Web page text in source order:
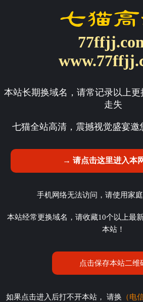
本站长期换域名，请常记录以上
走失
七猫全站高清，震撼视觉盛宴邀
→ 请点击这里进入本
手机网络无法访问，请使用家
本站经常更换域名，请收藏10个以上最
本站！
点击保存本站二维
如果点击进入后打不开本站， 请换 （电